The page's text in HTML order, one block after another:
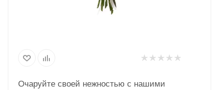
Очаруйте своей нежностью с нашими